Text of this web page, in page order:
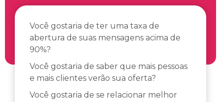
Você gostaria de ter uma taxa de
abertura de suas mensagens acima de
90%?
Você gostaria de saber que mais pessoas
e mais clientes verão sua oferta?
Você gostaria de se relacionar melhor